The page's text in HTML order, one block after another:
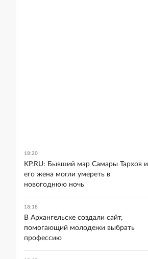
18:20
KP.RU: Бывший мэр Самары Тархов и
его жена могли умереть в
новогоднюю ночь
18:18
В Архангельске создали сайт,
помогающий молодежи выбрать
профессию